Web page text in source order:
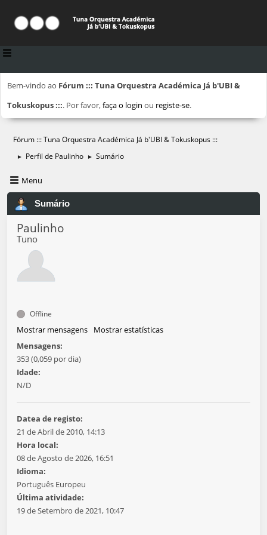
Bem-vindo ao Fórum ::: Tuna Orquestra Académica Já b'UBI &
Tokuskopus :::. Por favor,faça o login ou registe-se.
Fórum ::: Tuna Orquestra Académica Já b'UBI & Tokuskopus :::
► Perfil de Paulinho ► Sumário
Menu
Sumário
Paulinho
Tuno
Offline
Mostrar mensagens
Mostrar estatísticas
Mensagens:
353 (0,059 por dia)
Idade:
N/D
Datea de registo:
21 de Abril de 2010, 14:13
Hora local:
08 de Agosto de 2026, 16:51
Idioma:
Português Europeu
Última atividade:
19 de Setembro de 2021, 10:47